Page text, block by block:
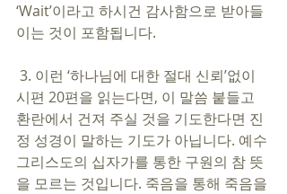
‘Wait’이라고 하시건 감사함으로 받아들
이는 것이 포함됩니다.
시편 20편을 읽는다면, 이 말씀 붙들고
환란에서 건져 주실 것을 기도한다면 진
정 성경이 말하는 기도가 아닙니다. 예수
그리스도의 십자가를 통한 구원의 참 뜻
을 모르는 것입니다. 죽음을 통해 죽음을